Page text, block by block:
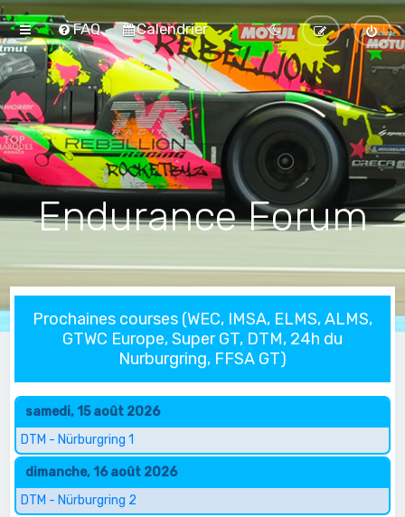
FAQ Calendrier
Endurance Forum
Prochaines courses (WEC, IMSA, ELMS, ALMS,
GTWC Europe, Super GT, DTM, 24h du
Nurburgring, FFSA GT)
samedi, 15 août 2026
DTM - Nürburgring 1
dimanche, 16 août 2026
DTM - Nürburgring 2